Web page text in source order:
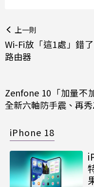
上一則
Wi-Fi放「這1處」錯
路由器
Zenfone 10「加量不
全新六軸防手震、再
iPhone 18